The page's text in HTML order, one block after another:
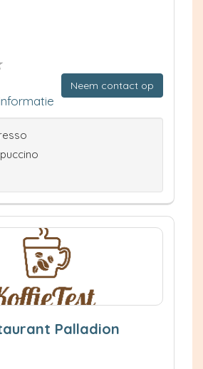
Neem contact op
Palladion